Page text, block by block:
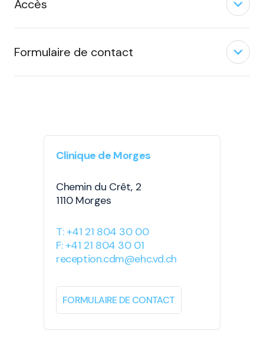
Accès expand_less
Formulaire de contact expand_less
Clinique de Morges
Chemin du Crêt, 2
1110 Morges
T: +41 21 804 30 00
F: +41 21 804 30 01
reception.cdm@ehc.vd.ch
FORMULAIRE DE CONTACT